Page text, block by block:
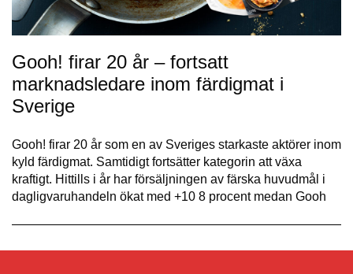
Gooh! firar 20 år – fortsatt
marknadsledare inom färdigmat i
Sverige
Gooh! firar 20 år som en av Sveriges starkaste aktörer inom
kyld färdigmat. Samtidigt fortsätter kategorin att växa
kraftigt. Hittills i år har försäljningen av färska huvudmål i
dagligvaruhandeln ökat med +10 8 procent medan Gooh